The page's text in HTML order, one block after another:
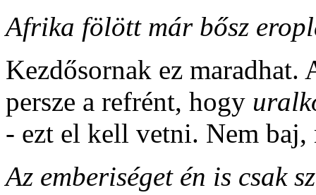
Afrika fölött már bősz
Kezdősornak ez maradhat.
persze a refrént, hogy
- ezt el kell vetni. Nem baj,
Az emberiséget én is csak